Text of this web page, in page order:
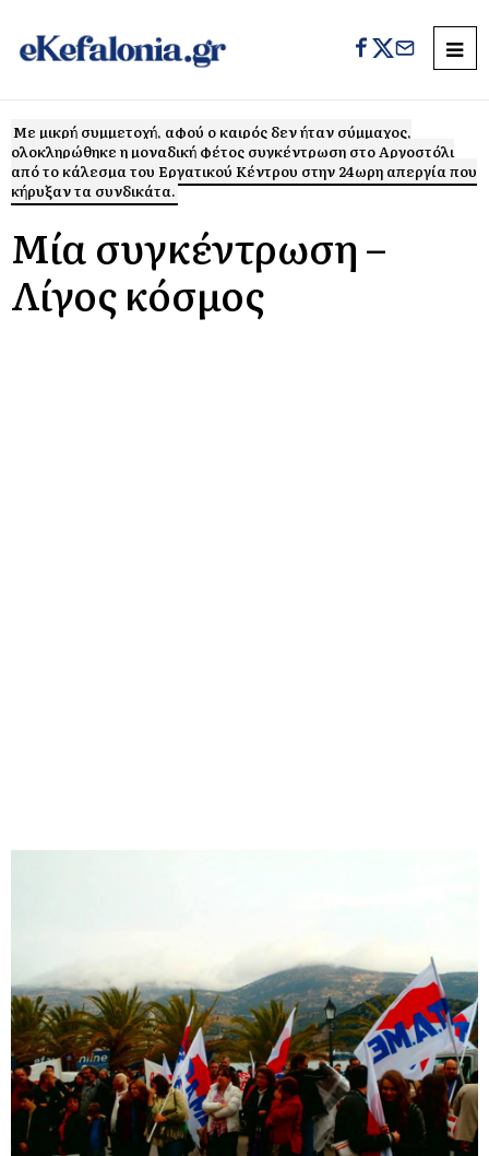
Με μικρή συμμετοχή, αφού ο καιρός δεν ήταν σύμμαχος,
ολοκληρώθηκε η μοναδική φέτος συγκέντρωση στο Αργοστόλι
από το κάλεσμα του Εργατικού Κέντρου στην 24ωρη απεργία που
κήρυξαν τα συνδικάτα.
Μία συγκέντρωση –
Λίγος κόσμος